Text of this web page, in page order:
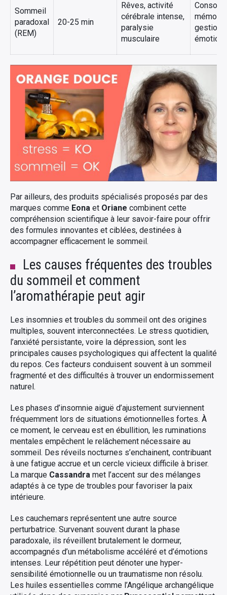
Sommeil
paradoxal
(REM)
20-25 min
Rêves, activité
cérébrale intense,
paralysie
musculaire
mémoire,
gestion
Par ailleurs, des produits spécialisés proposés par des
marques comme Eona et Oriane combinent cette
compréhension scientifique à leur savoir-faire pour offrir
des formules innovantes et ciblées, destinées à
accompagner efficacement le sommeil.
Les causes fréquentes des troubles
du sommeil et comment
l’aromathérapie peut agir
Les insomnies et troubles du sommeil ont des origines
multiples, souvent interconnectées. Le stress quotidien,
l’anxiété persistante, voire la dépression, sont les
principales causes psychologiques qui affectent la qualité
du repos. Ces facteurs conduisent souvent à un sommeil
fragmenté et des difficultés à trouver un endormissement
naturel.
Les phases d’insomnie aiguë d’ajustement surviennent
fréquemment lors de situations émotionnelles fortes. À
ce moment, le cerveau est en ébullition, les ruminations
mentales empêchent le relâchement nécessaire au
sommeil. Des réveils nocturnes s’enchainent, contribuant
à une fatigue accrue et un cercle vicieux difficile à briser.
La marque Cassandra met l’accent sur des mélanges
adaptés à ce type de troubles pour favoriser la paix
intérieure.
Les cauchemars représentent une autre source
perturbatrice. Survenant souvent durant la phase
paradoxale, ils réveillent brutalement le dormeur,
accompagnés d’un métabolisme accéléré et d’émotions
intenses. Leur répétition peut dénoter une hyper-
sensibilité émotionnelle ou un traumatisme non résolu.
Les huiles essentielles comme l’Angélique archangélique